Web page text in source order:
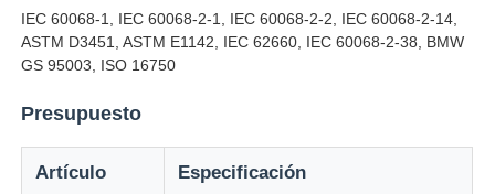
Equipo de ensayo de adhesivos
máquina de prueba de tela
IEC 60068-1, IEC 60068-2-1, IEC 60068-2-2, IEC 60068-2-14,
ASTM D3451, ASTM E1142, IEC 62660, IEC 60068-2-38, BMW
GS 95003, ISO 16750
Presupuesto
Artículo Especificación